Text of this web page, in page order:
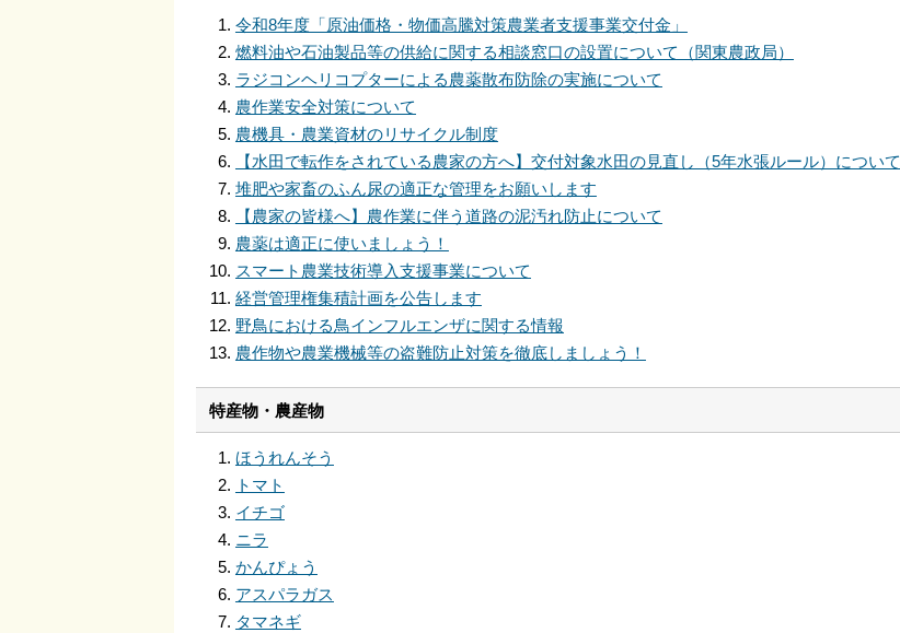
令和8年度「原油価格・物価高騰対策農業者支援事業交付金」
燃料油や石油製品等の供給に関する相談窓口の設置について（関東農政局）
ラジコンヘリコプターによる農薬散布防除の実施について
農作業安全対策について
農機具・農業資材のリサイクル制度
【水田で転作をされている農家の方へ】交付対象水田の見直し（5年水張ルール）について
堆肥や家畜のふん尿の適正な管理をお願いします
【農家の皆様へ】農作業に伴う道路の泥汚れ防止について
農薬は適正に使いましょう！
スマート農業技術導入支援事業について
経営管理権集積計画を公告します
野鳥における鳥インフルエンザに関する情報
農作物や農業機械等の盗難防止対策を徹底しましょう！
特産物・農産物
ほうれんそう
トマト
イチゴ
ニラ
かんぴょう
アスパラガス
タマネギ